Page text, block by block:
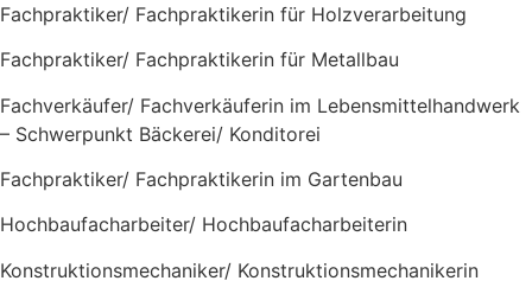
Fachpraktiker/ Fachpraktikerin für Holzverarbeitung
Fachpraktiker/ Fachpraktikerin für Metallbau
Fachverkäufer/ Fachverkäuferin im Lebensmittelhandwerk
– Schwerpunkt Bäckerei/ Konditorei
Fachpraktiker/ Fachpraktikerin im Gartenbau
Hochbaufacharbeiter/ Hochbaufacharbeiterin
Konstruktionsmechaniker/ Konstruktionsmechanikerin